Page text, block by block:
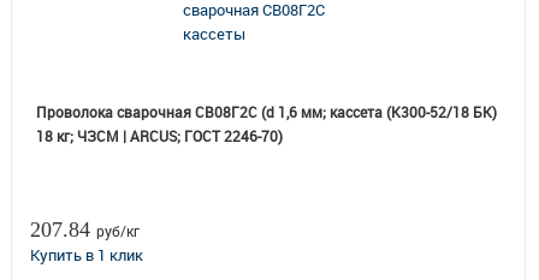
Проволока сварочная СВ08Г2С (d 1,6 мм; кассета (К300-52/18 БК)
18 кг; ЧЗСМ | ARCUS; ГОСТ 2246-70)
207.84 руб/кг